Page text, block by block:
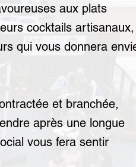
aux plats
cocktails artisanaux,
qui vous donnera
et branchée,
après une longue
vous fera sentir